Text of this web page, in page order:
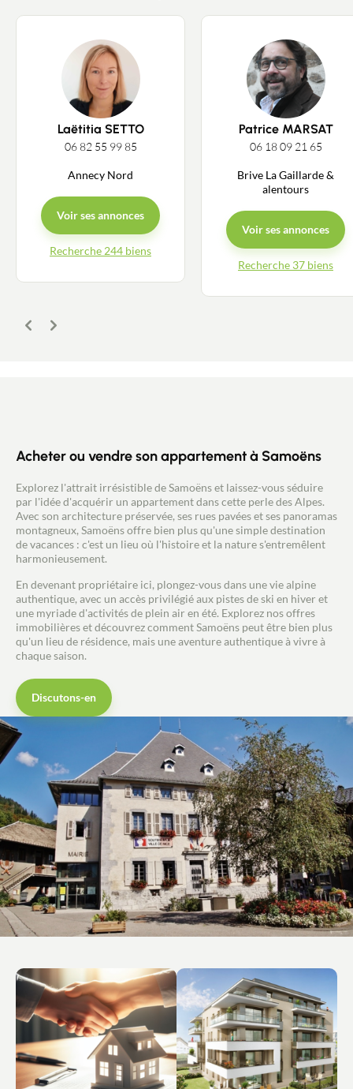
Contacter un conseiller
Estimer/Vendre
Acheter
Recrutement
Actualités
Contact
Laëtitia SETTO
06 82 55 99 85
Annecy Nord
Voir ses annonces
Recherche 244 biens
Patrice MARSAT
06 18 09 21 65
Brive La Gaillarde &
alentours
Voir ses annonces
Recherche 37 biens
Précédent
Suivant
Acheter ou vendre son appartement à Samoëns
Explorez l'attrait irrésistible de Samoëns et laissez-vous séduire
par l'idée d'acquérir un appartement dans cette perle des Alpes.
Avec son architecture préservée, ses rues pavées et ses panoramas
montagneux, Samoëns offre bien plus qu'une simple destination
de vacances : c'est un lieu où l'histoire et la nature s'entremêlent
harmonieusement.
En devenant propriétaire ici, plongez-vous dans une vie alpine
authentique, avec un accès privilégié aux pistes de ski en hiver et
une myriade d'activités de plein air en été. Explorez nos offres
immobilières et découvrez comment Samoëns peut être bien plus
qu'un lieu de résidence, mais une aventure authentique à vivre à
chaque saison.
Discutons-en